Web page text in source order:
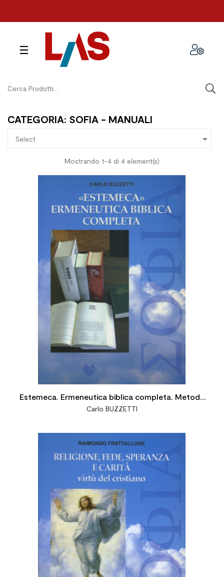
navigazione
☰
CATEGORIA: SOFIA - MANUALI
Select 
Mostrando 1-4 di 4 element(s)
Estemeca. Ermeneutica biblica completa. Metodo
ed esempi
Carlo BUZZETTI